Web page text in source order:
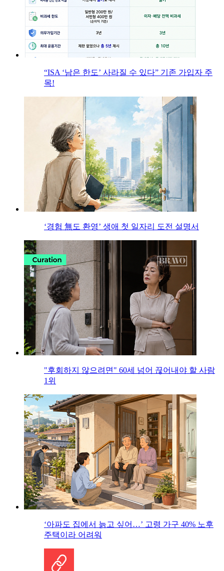
“ISA ‘남은 한도’ 사라질 수 있다” 기존 가입자 주
목!
‘경험 無도 환영’ 생애 첫 일자리 도전 설명서
"후회하지 않으려면" 60세 넘어 끊어내야 할 사람
1위
‘아파도 집에서 늙고 싶어…’ 고령 가구 40% 노후
주택이라 어려워